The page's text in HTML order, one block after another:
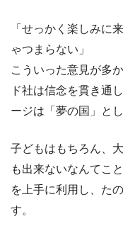
「せっかく楽しみに
ゃつまらない」
こういった意見が多
ド社は信念を貫き通
ージは「夢の国」と
子どもはもちろん、
も出来ないなんてこ
を上手に利用し、た
す。